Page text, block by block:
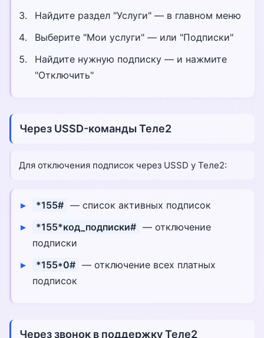
Найдите раздел "Услуги" — в главном меню
Выберите "Мои услуги" — или "Подписки"
Найдите нужную подписку — и нажмите
"Отключить"
Через USSD-команды Теле2
Для отключения подписок через USSD у Теле2:
*155# — список активных подписок
*155*код_подписки# — отключение
подписки
*155*0# — отключение всех платных
подписок
Через звонок в поддержку Теле2